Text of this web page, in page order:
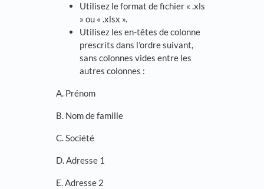
Utilisez le format de fichier « .xls
» ou « .xlsx ».
Utilisez les en-têtes de colonne
prescrits dans l’ordre suivant,
sans colonnes vides entre les
autres colonnes :
A. Prénom
B. Nom de famille
C. Société
D. Adresse 1
E. Adresse 2